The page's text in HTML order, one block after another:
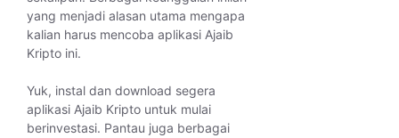
yang menjadi alasan utama mengapa
kalian harus mencoba aplikasi Ajaib
Kripto ini.
Yuk, instal dan download segera
aplikasi Ajaib Kripto untuk mulai
berinvestasi. Pantau juga berbagai